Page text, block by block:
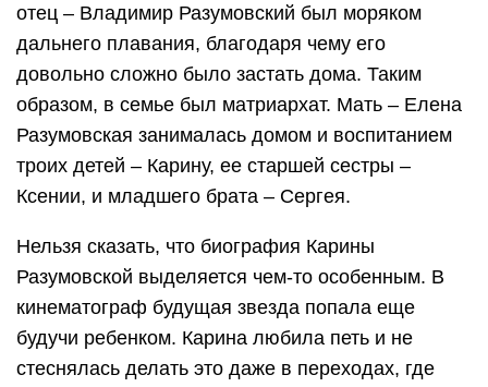
отец – Владимир Разумовский был моряком
дальнего плавания, благодаря чему его
довольно сложно было застать дома. Таким
образом, в семье был матриархат. Мать – Елена
Разумовская занималась домом и воспитанием
троих детей – Карину, ее старшей сестры –
Ксении, и младшего брата – Сергея.
Нельзя сказать, что биография Карины
Разумовской выделяется чем-то особенным. В
кинематограф будущая звезда попала еще
будучи ребенком. Карина любила петь и не
стеснялась делать это даже в переходах, где